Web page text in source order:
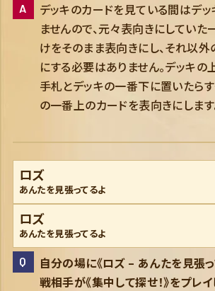
デッキのカードを見ている間はデ
ませんので、元々表向きにしてい
けをそのまま表向きにし、それ以
にする必要はありません。デッキの
手札とデッキの一番下に置いたらす
の一番上のカードを表向きにします
ロズ
あんたを見張ってるよ
ロズ
あんたを見張ってるよ
自分の場に《ロズ – あんたを見張っ
戦相手が《集中して探せ！》をプレ